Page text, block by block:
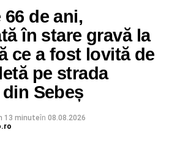
66 de ani,
în stare gravă la
ce a fost lovită de
pe strada
Sebeș
13 minuteîn 08.08.2026